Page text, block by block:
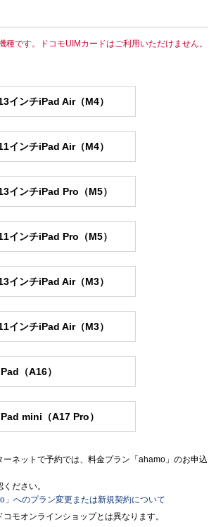
種です。ドコモUIMカードはご利用いただけません。
インチiPad Air（M4）
インチiPad Air（M4）
インチiPad Pro（M5）
インチiPad Pro（M5）
インチiPad Air（M3）
インチiPad Air（M3）
（A16）
mini（A17 Pro）
ーネットで予約では、料金プラン「ahamo」のお申込
ださい。
」へのプラン変更または新規契約について
モオンラインショップとは異なります。